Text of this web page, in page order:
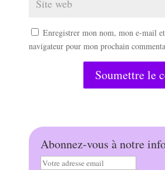
Abonnez-vous à notre
Enregistrer mon nom, mon e-mail
navigateur pour mon prochain
Soumettre le